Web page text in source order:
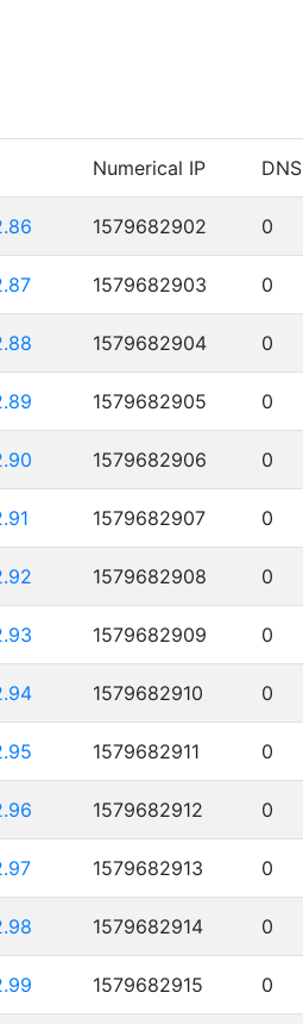
Numerical IP DNS
1579682902 0
1579682903 0
1579682904 0
1579682905 0
1579682906 0
1579682907 0
1579682908 0
1579682909 0
1579682910 0
1579682911 0
1579682912 0
1579682913 0
1579682914 0
1579682915 0